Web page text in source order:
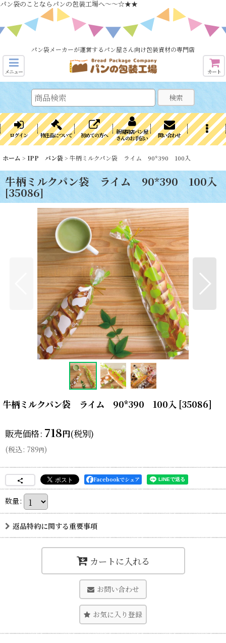
パン袋のことならパンの包装工場へ～～☆★★
パン袋メーカーが運営するパン屋さん向け包装資材の専門店
メニュー カート
検索
ログイン 特注品について 初めての方へ
新規開店パン屋
さんのお手伝い
問い合わせ
ホーム > IPP パン袋 > 牛柄ミルクパン袋 ライム 90*390 100入
牛柄ミルクパン袋 ライム 90*390 100入
[35086]
牛柄ミルクパン袋 ライム 90*390 100入 [35086]
販売価格: 718円(税別)
(税込: 789円)
Facebookでシェア
数量:
返品特約に関する重要事項
カートに入れる
お問い合わせ
お気に入り登録